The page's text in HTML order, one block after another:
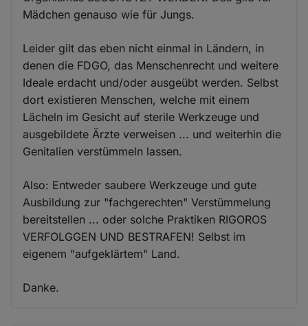
Mädchen genauso wie für Jungs.
Leider gilt das eben nicht einmal in Ländern, in
denen die FDGO, das Menschenrecht und weitere
Ideale erdacht und/oder ausgeübt werden. Selbst
dort existieren Menschen, welche mit einem
Lächeln im Gesicht auf sterile Werkzeuge und
ausgebildete Ärzte verweisen ... und weiterhin die
Genitalien verstümmeln lassen.
Also: Entweder saubere Werkzeuge und gute
Ausbildung zur "fachgerechten" Verstümmelung
bereitstellen ... oder solche Praktiken RIGOROS
VERFOLGGEN UND BESTRAFEN! Selbst im
eigenem "aufgeklärtem" Land.
Danke.